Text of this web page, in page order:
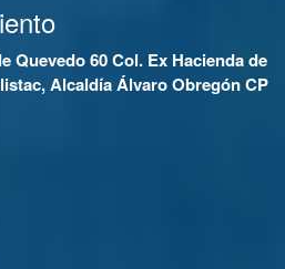
Quevedo 60 Col. Ex Hacienda de
Alcaldía Álvaro Obregón CP